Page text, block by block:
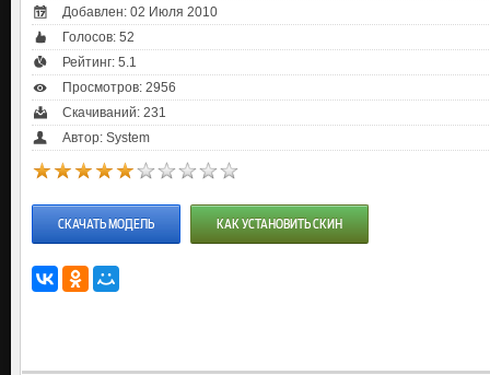
Добавлен: 02 Июля 2010
Голосов: 52
Рейтинг: 5.1
Просмотров: 2956
Скачиваний: 231
Автор: System
СКАЧАТЬ МОДЕЛЬ КАК УСТАНОВИТЬ СКИН